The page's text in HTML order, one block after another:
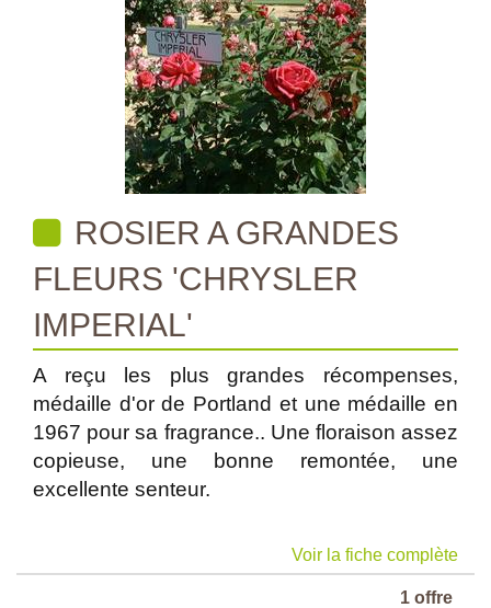
ROSIER A GRANDES
FLEURS 'CHRYSLER
IMPERIAL'
A reçu les plus grandes récompenses,
médaille d'or de Portland et une médaille en
1967 pour sa fragrance.. Une floraison assez
copieuse, une bonne remontée, une
excellente senteur.
Voir la fiche complète
1 offre